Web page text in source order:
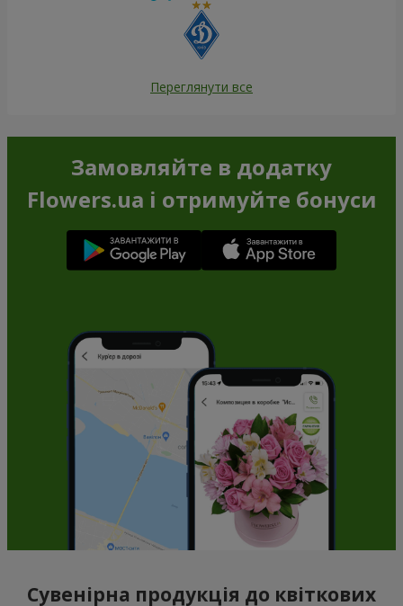
Переглянути все
Замовляйте в додатку
Flowers.ua і отримуйте бонуси
Сувенірна продукція до квіткових